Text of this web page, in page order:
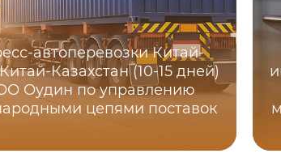
автоперевозки Китай-
Казахстан (10-15 дней)
Оудин по управлению
цепями поставок